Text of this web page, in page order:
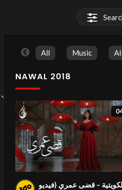
All Music
NAWAL 2018
– قضى عمري (فيديو